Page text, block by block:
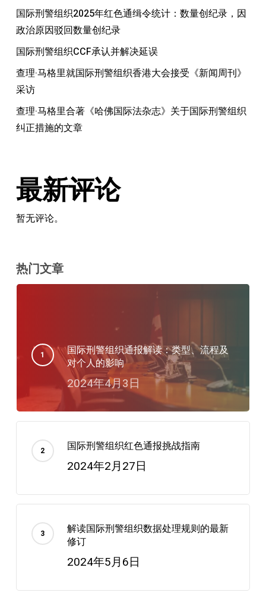
践
库
的
文
章
国际刑警组织2025年红色通缉令统计：数量创纪录，因
政治原因驳回数量创纪录
国际刑警组织CCF承认并解决延误
查理·马格里就国际刑警组织香港大会接受《新闻周刊》
采访
查理·马格里合著《哈佛国际法杂志》关于国际刑警组织
纠正措施的文章
最新评论
暂无评论。
热门文章
国际刑警组织通报解读：类型、流程及
对个人的影响
2024年4月3日
国际刑警组织红色通报挑战指南
2024年2月27日
解读国际刑警组织数据处理规则的最新
修订
2024年5月6日